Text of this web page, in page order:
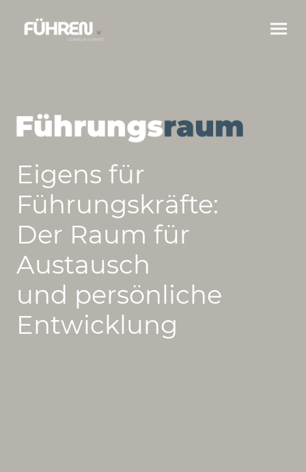
Eigens für
Führungskräfte:
Der Raum für
Austausch
und persönliche
Entwicklung